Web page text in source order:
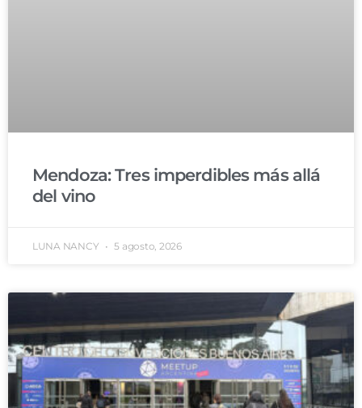
Mendoza: Tres imperdibles más allá
del vino
LUNA NANCY 5 agosto, 2026